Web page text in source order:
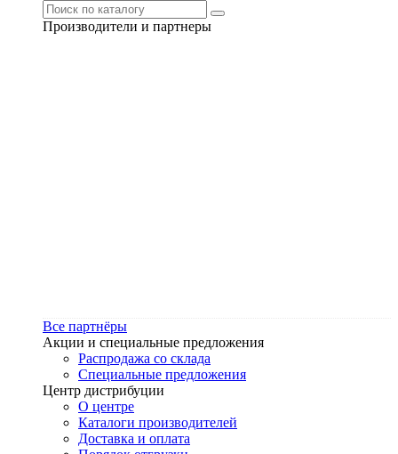
Производители и партнеры
Все партнёры
Акции и специальные предложения
Распродажа со склада
Специальные предложения
Центр дистрибуции
О центре
Каталоги производителей
Доставка и оплата